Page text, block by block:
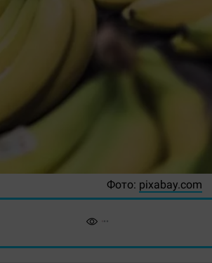
Фото: pixabay.com